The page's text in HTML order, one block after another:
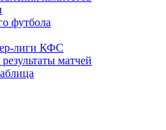
футбола
лиги КФС
матчей